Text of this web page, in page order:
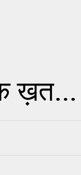
ख़त...